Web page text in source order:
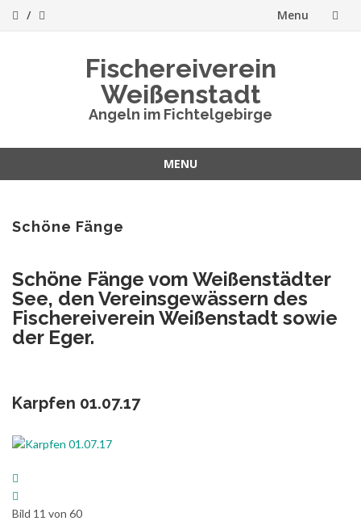
Menu
Fischereiverein
Weißenstadt
Angeln im Fichtelgebirge
MENU
content
Schöne Fänge
Schöne Fänge vom Weißenstädter
See, den Vereinsgewässern des
Fischereiverein Weißenstadt sowie
der Eger.
Karpfen 01.07.17
Bild 11 von 60